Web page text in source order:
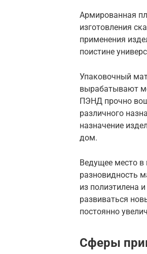
Армированная
изготовления
применения
поистине
Упаковочный
вырабатывают
ПЭНД прочно
различного
назначение
дом.
Ведущее место в
разновидность
из полиэтилена
развиваться
постоянно
Сферы